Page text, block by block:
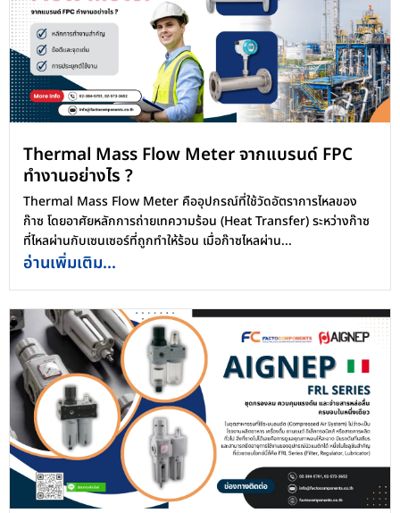
Thermal Mass Flow Meter จากแบรนด์ FPC
ทำงานอย่างไร ?
Thermal Mass Flow Meter คืออุปกรณ์ที่ใช้วัดอัตราการไหลของ
ก๊าซ โดยอาศัยหลักการถ่ายเทความร้อน (Heat Transfer) ระหว่างก๊าซ
ที่ไหลผ่านกับเซนเซอร์ที่ถูกทำให้ร้อน เมื่อก๊าซไหลผ่าน...
อ่านเพิ่มเติม...